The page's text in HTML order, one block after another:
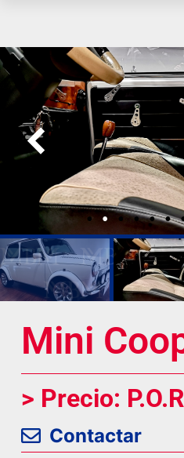
Mini
> Precio: P.O.R
Contactar